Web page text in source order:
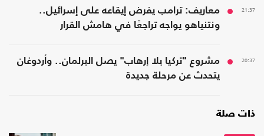
21:37
معاريف: ترامب يفرض إيقاعه على إسرائيل..
ونتنياهو يواجه تراجعًا في هامش القرار
20:37
مشروع "تركيا بلا إرهاب" يصل البرلمان.. وأردوغان
يتحدث عن مرحلة جديدة
ذات صلة